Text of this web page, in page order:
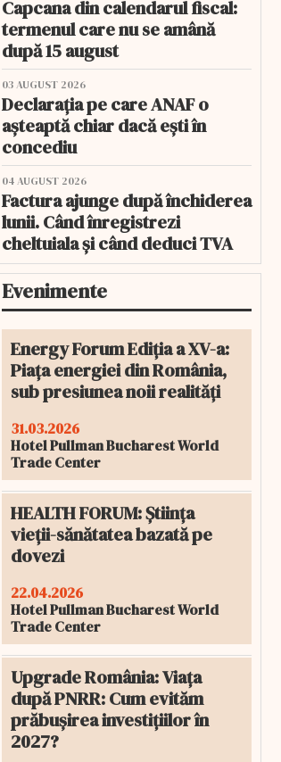
Capcana din calendarul fiscal:
termenul care nu se amână
după 15 august
03 AUGUST 2026
Declarația pe care ANAF o
așteaptă chiar dacă ești în
concediu
04 AUGUST 2026
Factura ajunge după închiderea
lunii. Când înregistrezi
cheltuiala și când deduci TVA
Evenimente
Energy Forum Ediția a XV-a:
Piața energiei din România,
sub presiunea noii realități
31.03.2026
Hotel Pullman Bucharest World
Trade Center
HEALTH FORUM: Știința
vieții-sănătatea bazată pe
dovezi
22.04.2026
Hotel Pullman Bucharest World
Trade Center
Upgrade România: Viața
după PNRR: Cum evităm
prăbușirea investițiilor în
2027?